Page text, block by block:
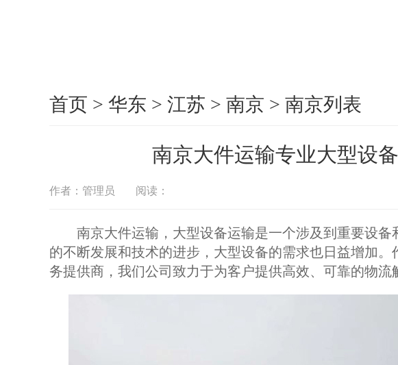
首页 > 华东 > 江苏 > 南京 > 南京列表
南京大件运输专业大型设
作者：管理员 阅读：
南京大件运输，大型设备运输是一个涉及到重要设备
的不断发展和技术的进步，大型设备的需求也日益增加
务提供商，我们公司致力于为客户提供高效、可靠的物流